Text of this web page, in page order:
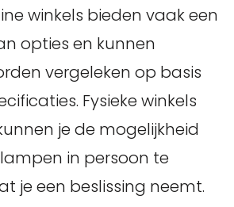
winkels bieden vaak een
opties en kunnen
vergeleken op basis
Fysieke winkels
je de mogelijkheid
in persoon te
je een beslissing neemt.